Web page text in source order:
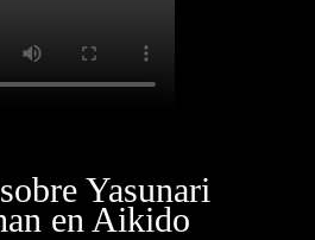
Yasunari
en Aikido